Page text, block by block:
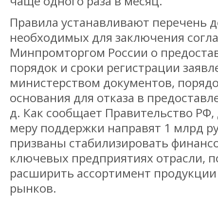
Правила устанавливают перечень
необходимых для заключения
Минпромторгом России о
порядок и сроки регистрации
министерством документов,
основания для отказа в
д. Как сообщает Правительство РФ,
меру поддержки направят 1 млрд
призваны стабилизировать
ключевых предприятиях отрасли,
расширить ассортимент
рынков.